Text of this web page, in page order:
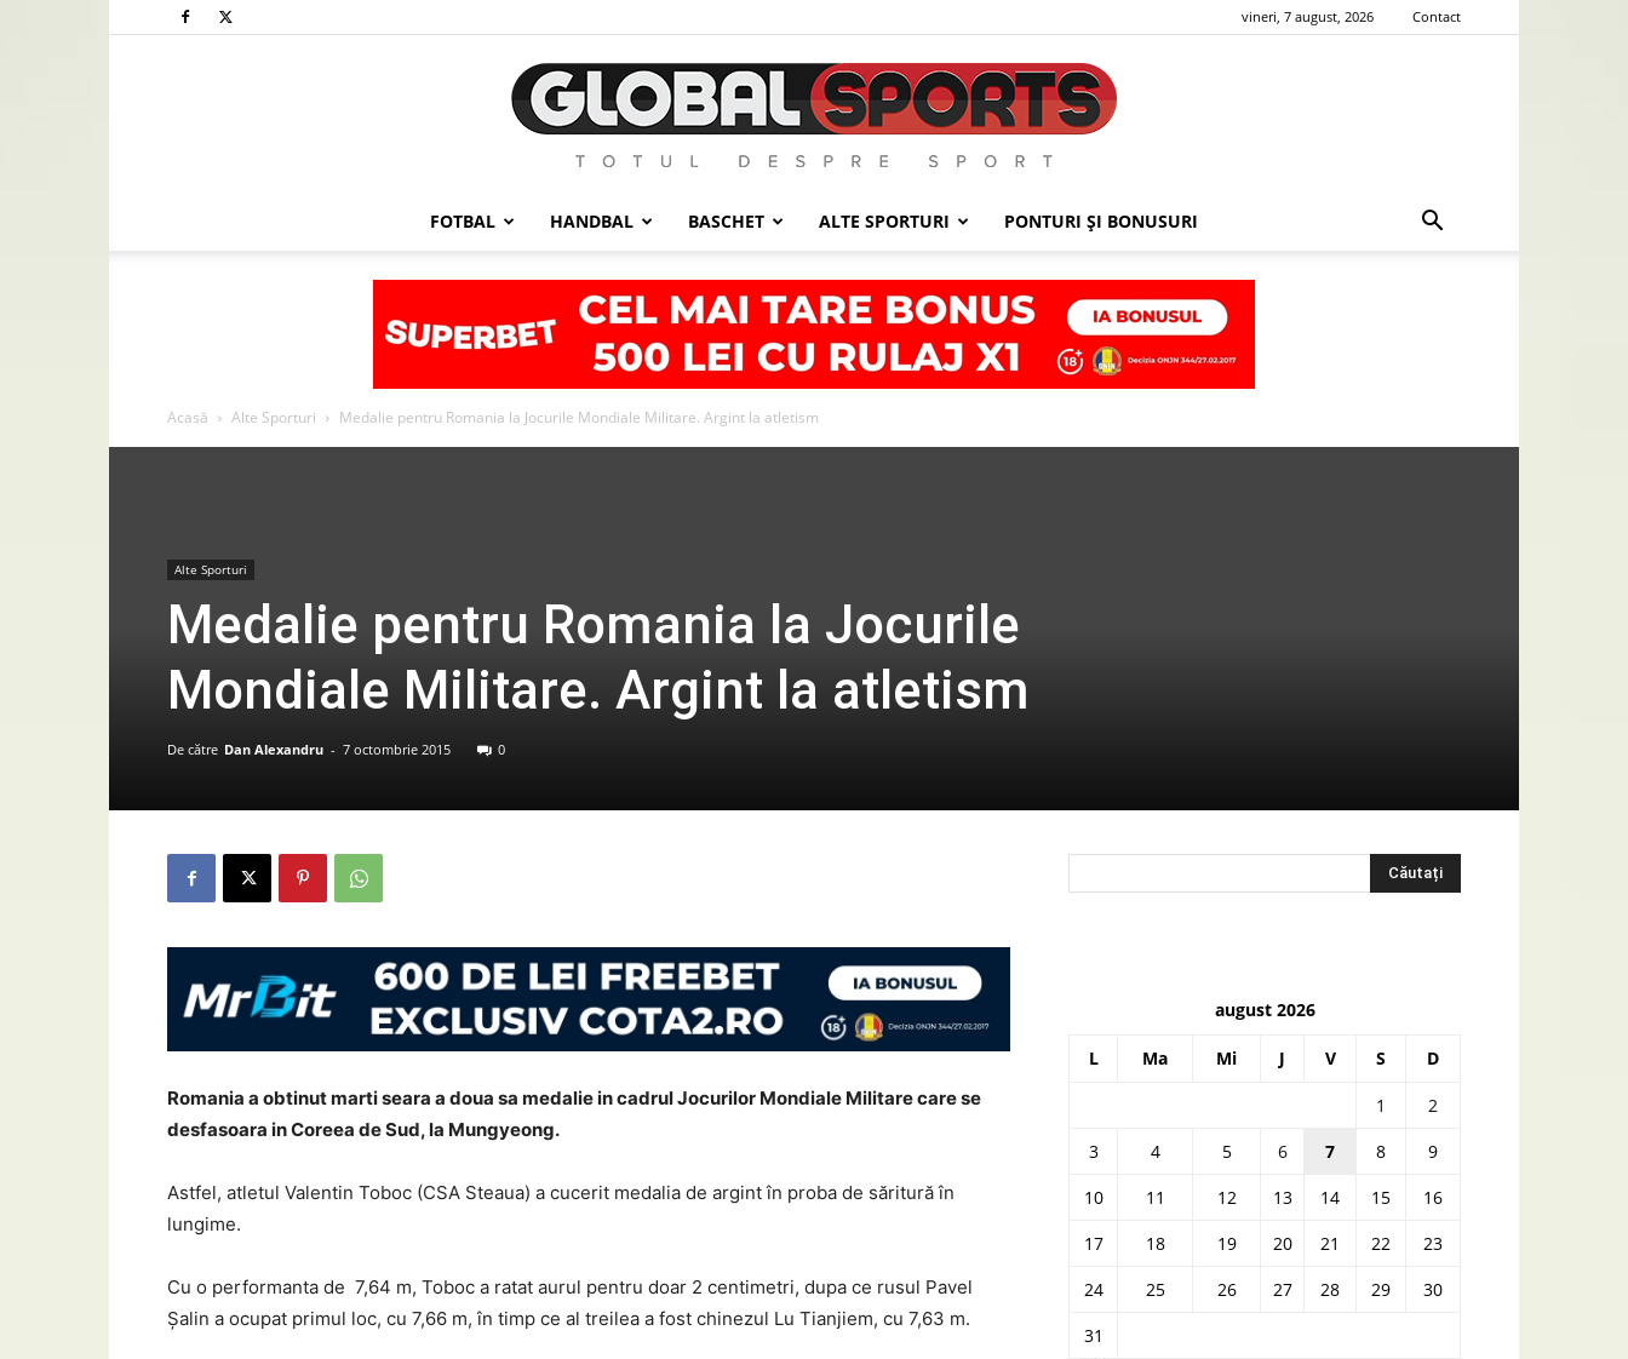
vineri, 7 august, 2026 Contact
FOTBAL HANDBAL BASCHET ALTE SPORTURI PONTURI ȘI BONUSURI
Acasă Alte Sporturi Medalie pentru Romania la Jocurile Mondiale Militare. Argint la atletism
Alte Sporturi
Medalie pentru Romania la Jocurile
Mondiale Militare. Argint la atletism
De către Dan Alexandru - 7 octombrie 2015 0
Romania a obtinut marti seara a doua sa medalie in cadrul Jocurilor Mondiale Militare care se
desfasoara in Coreea de Sud, la Mungyeong.
Astfel, atletul Valentin Toboc (CSA Steaua) a cucerit medalia de argint în proba de săritură în
lungime.
Cu o performanta de 7,64 m, Toboc a ratat aurul pentru doar 2 centimetri, dupa ce rusul Pavel
Șalin a ocupat primul loc, cu 7,66 m, în timp ce al treilea a fost chinezul Lu Tianjiem, cu 7,63 m.
august 2026
L Ma Mi J V S D
1
2
3
4 5 6 7 8
9
10
11 12 13 14 15
16
17
18 19 20 21 22
23
24
25 26 27 28 29
30
31